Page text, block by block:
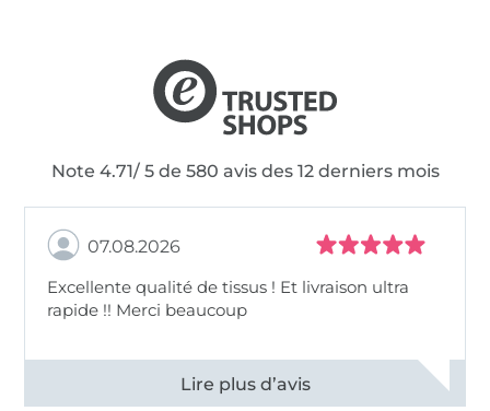
Note 4.71/ 5 de 580 avis des 12 derniers mois
07.08.2026
Excellente qualité de tissus ! Et livraison ultra
rapide !! Merci beaucoup
Voir tous les 11497 commentaires